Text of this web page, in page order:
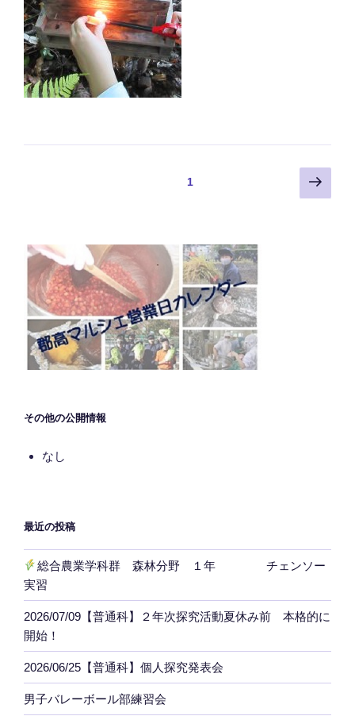
ビ
ー
シ
ョ
ン
1
次
の
その他の公開情報
なし
最近の投稿
総合農業学科群 森林分野 １年 チェンソー
実習
2026/07/09【普通科】２年次探究活動夏休み前 本格的に
開始！
2026/06/25【普通科】個人探究発表会
男子バレーボール部練習会